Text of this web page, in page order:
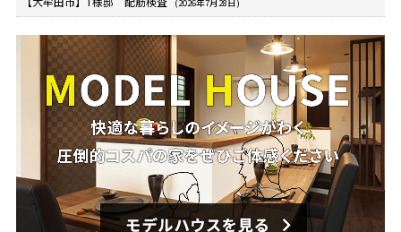
(2026年7月28日)